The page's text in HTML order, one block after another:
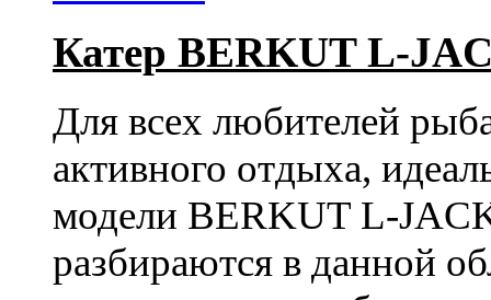
Катер BERKUT L-
Для всех любителей
активного отдыха,
модели BERKUT L-
разбираются в данной